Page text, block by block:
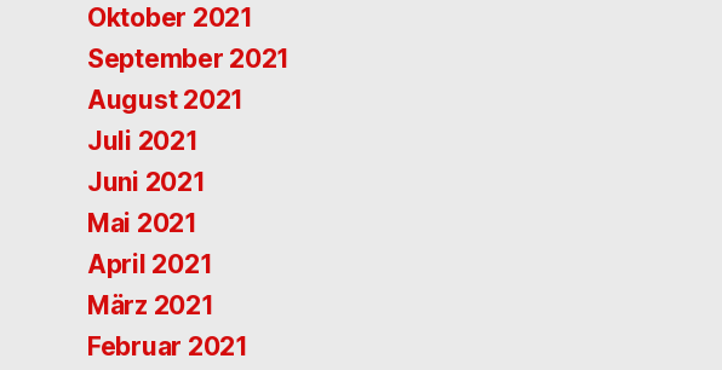
Oktober 2021
September 2021
August 2021
Juli 2021
Juni 2021
Mai 2021
April 2021
März 2021
Februar 2021